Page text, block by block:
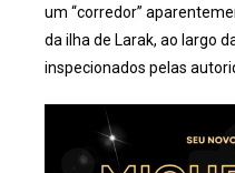
um “corredor”
da ilha de Larak, ao largo
inspecionados pelas